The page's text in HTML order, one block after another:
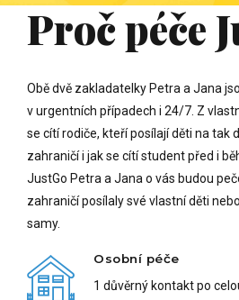
Proč péče
Obě dvě zakladatelky Petra a Jana
v urgentních případech i 24/7. Z
se cítí rodiče, kteří posílají děti na tak
zahraničí i jak se cítí student před i
JustGo Petra a Jana o vás budou
zahraničí posílaly své vlastní děti
samy.
Osobní péče
1 důvěrný kontakt po